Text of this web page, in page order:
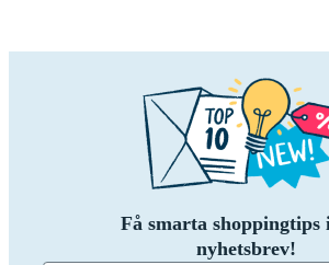
Få smarta shoppingtips
nyhetsbrev!